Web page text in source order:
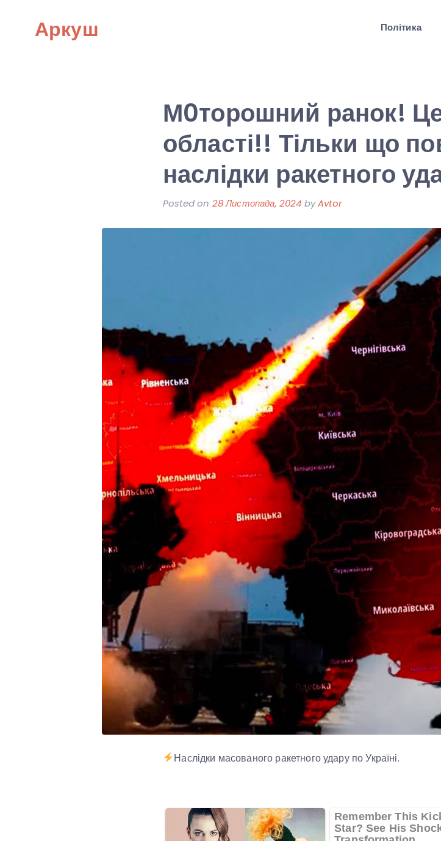
Аркуш Політика
М0торошний ранок! Це
області!! Тільки що
наслідки ракетного
Posted on 28 Листопада, 2024 byAvtor
Наслідки масованого ракетного удару по Україні.